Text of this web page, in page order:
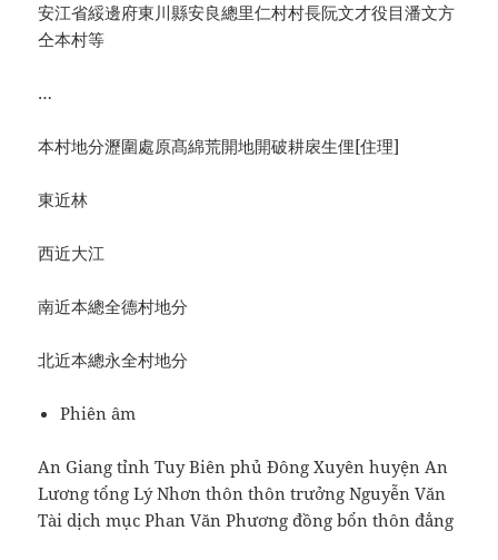
安江省綏邊府東川縣安良總里仁村村長阮文才役目潘文方
仝本村等
…
本村地分瀝圍處原髙綿荒開地開破耕扆生俚[住理]
東近林
西近大江
南近本總全德村地分
北近本總永全村地分
Phiên âm
An Giang tỉnh Tuy Biên phủ Đông Xuyên huyện An
Lương tổng Lý Nhơn thôn thôn trưởng Nguyễn Văn
Tài dịch mục Phan Văn Phương đồng bổn thôn đẳng